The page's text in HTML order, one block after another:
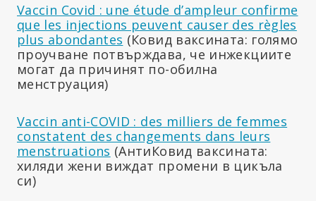
Vaccin Covid : une étude d’ampleur confirme
que les injections peuvent causer des règles
plus abondantes (Ковид ваксината: голямо
проучване потвърждава, че инжекциите
могат да причинят по-обилна
менструация)
Vaccin anti-COVID : des milliers de femmes
constatent des changements dans leurs
menstruations (АнтиКовид ваксината:
хиляди жени виждат промени в цикъла
си)